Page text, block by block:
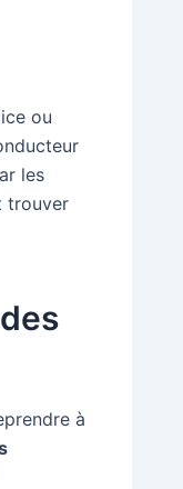
ou
les
trouver
à